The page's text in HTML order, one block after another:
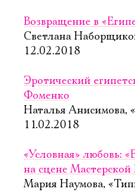
Возвращение в
Светлана
12.02.2018
Эротический
Фоменко
Наталья Анисимова,
11.02.2018
«Условная» любовь:
на сцене
Мария Наумова,